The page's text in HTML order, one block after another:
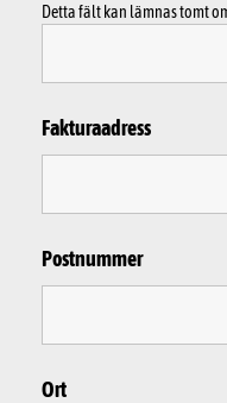
Detta fält kan lämnas tomt
Fakturaadress
Postnummer
Ort